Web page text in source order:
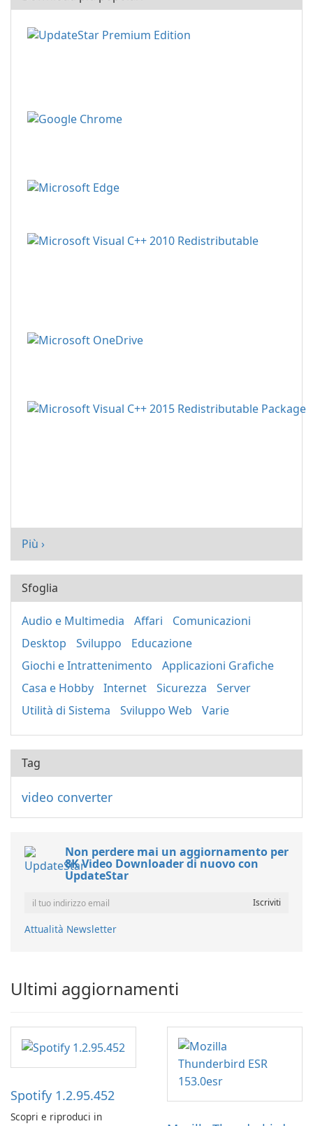
Più ›
Sfoglia
Audio e Multimedia Affari
Comunicazioni
Desktop
Sviluppo
Educazione
Giochi e Intrattenimento
Applicazioni Grafiche
Casa e Hobby
Internet Sicurezza
Server
Utilità di Sistema
Sviluppo Web Varie
Tag
video converter
Non perdere mai un aggiornamento per
8K Video Downloader di nuovo con
UpdateStar
Attualità Newsletter
Ultimi aggiornamenti
Spotify 1.2.95.452
Scopri e riproduci in